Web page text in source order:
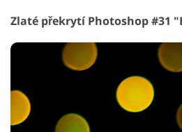
Zlaté překrytí Photoshop #31